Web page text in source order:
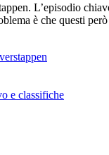
L’episodio
è che questi
verstappen
e classifiche